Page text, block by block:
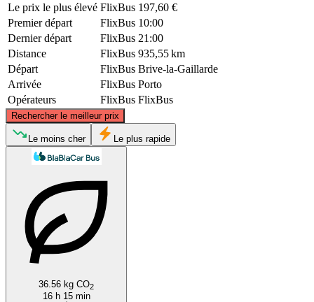
Le prix le plus élevé FlixBus 197,60 €
Premier départ
FlixBus 10:00
Dernier départ
FlixBus 21:00
Distance
FlixBus 935,55 km
Départ
FlixBus Brive-la-Gaillarde
Arrivée
FlixBus Porto
Opérateurs
FlixBus FlixBus
Rechercher le meilleur prix
©CARTO
Le moins cher Le plus rapide
36.56 kg CO2
16 h 15 min